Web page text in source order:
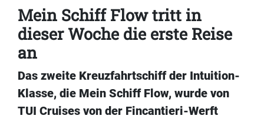
Mein Schiff Flow tritt in
dieser Woche die erste Reise
an
Das zweite Kreuzfahrtschiff der Intuition-
Klasse, die Mein Schiff Flow, wurde von
TUI Cruises von der Fincantieri-Werft